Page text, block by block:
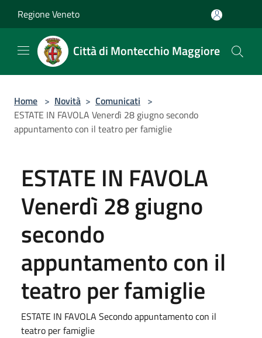
Regione Veneto
Città di Montecchio Maggiore
Home > Novità > Comunicati >
ESTATE IN FAVOLA Venerdì 28 giugno secondo
appuntamento con il teatro per famiglie
ESTATE IN FAVOLA
Venerdì 28 giugno
secondo
appuntamento con il
teatro per famiglie
ESTATE IN FAVOLA Secondo appuntamento con il
teatro per famiglie